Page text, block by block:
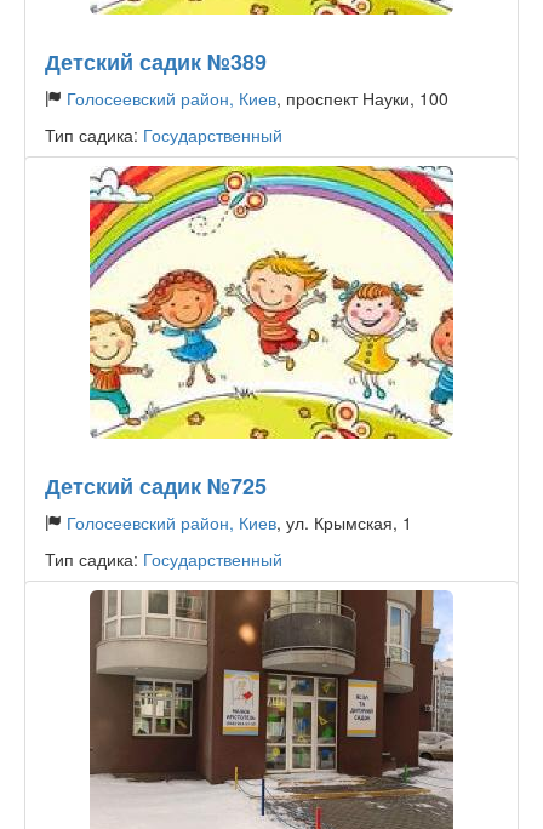
Детский садик №389
Голосеевский район, Киев, проспект Науки, 100
Тип садика: Государственный
Детский садик №725
Голосеевский район, Киев, ул. Крымская, 1
Тип садика: Государственный